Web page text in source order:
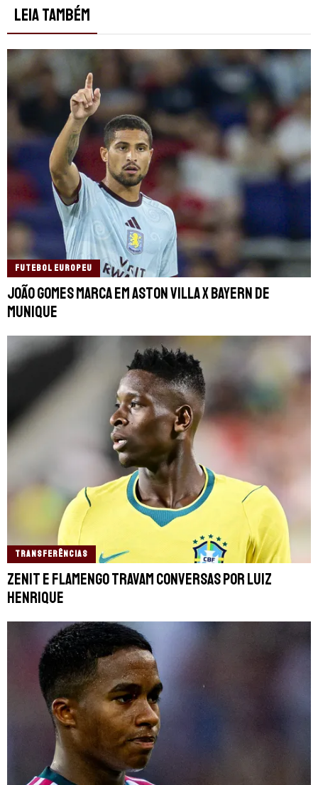
LEIA TAMBÉM
FUTEBOL EUROPEU
João Gomes marca em Aston Villa x Bayern de
Munique
TRANSFERÊNCIAS
Zenit e Flamengo travam conversas por Luiz
Henrique